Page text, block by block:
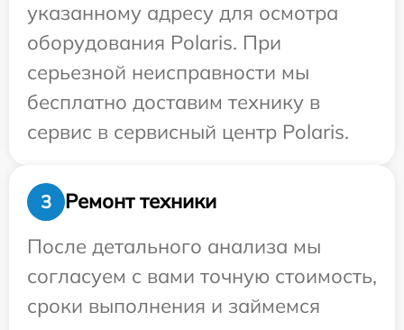
указанному адресу для осмотра
оборудования Polaris. При
серьезной неисправности мы
бесплатно доставим технику в
сервис в сервисный центр Polaris.
3
Ремонт техники
После детального анализа мы
согласуем с вами точную стоимость,
сроки выполнения и займемся